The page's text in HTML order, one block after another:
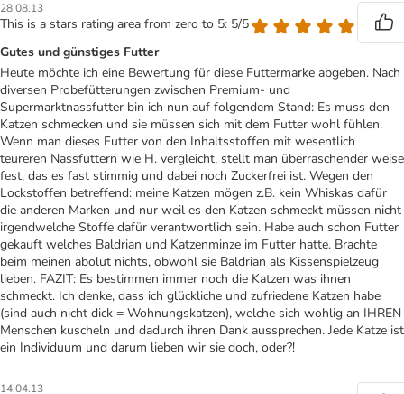
28.08.13
This is a stars rating area from zero to 5: 5/5
Gutes und günstiges Futter
Heute möchte ich eine Bewertung für diese Futtermarke abgeben. Nach
diversen Probefütterungen zwischen Premium- und
Supermarktnassfutter bin ich nun auf folgendem Stand: Es muss den
Katzen schmecken und sie müssen sich mit dem Futter wohl fühlen.
Wenn man dieses Futter von den Inhaltsstoffen mit wesentlich
teureren Nassfuttern wie H. vergleicht, stellt man überraschender weise
fest, das es fast stimmig und dabei noch Zuckerfrei ist. Wegen den
Lockstoffen betreffend: meine Katzen mögen z.B. kein Whiskas dafür
die anderen Marken und nur weil es den Katzen schmeckt müssen nicht
irgendwelche Stoffe dafür verantwortlich sein. Habe auch schon Futter
gekauft welches Baldrian und Katzenminze im Futter hatte. Brachte
beim meinen abolut nichts, obwohl sie Baldrian als Kissenspielzeug
lieben. FAZIT: Es bestimmen immer noch die Katzen was ihnen
schmeckt. Ich denke, dass ich glückliche und zufriedene Katzen habe
(sind auch nicht dick = Wohnungskatzen), welche sich wohlig an IHREN
Menschen kuscheln und dadurch ihren Dank aussprechen. Jede Katze ist
ein Individuum und darum lieben wir sie doch, oder?!
14.04.13